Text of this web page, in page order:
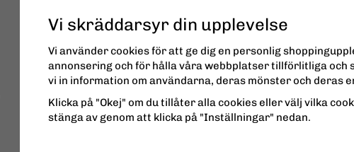
Vi skräddarsyr din upplevelse
Vi använder cookies för att ge dig en personlig
annonsering och för hålla våra webbplatser tillförlitliga och
vi in information om användarna, deras mönster och deras
Klicka på "Okej" om du tillåter alla cookies eller välj vilka
stänga av genom att klicka på "Inställningar" nedan.